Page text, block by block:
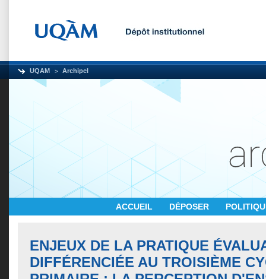
UQAM Archipel
ACCUEIL DÉPOSER
ENJEUX DE LA PRATIQUE
DIFFÉRENCIÉE AU TROISIÈME